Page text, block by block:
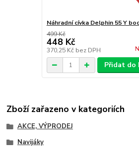
Náhradní cívka Delphin 55 Y
499 Kč
448 Kč
370,25 Kč bez DPH
Přidat do
Zboží zařazeno v kategoriích
AKCE, VÝPRODEJ
Navijáky